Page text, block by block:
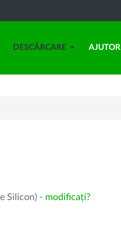
DESCĂRCARE AJUTOR
Silicon) - modificați?